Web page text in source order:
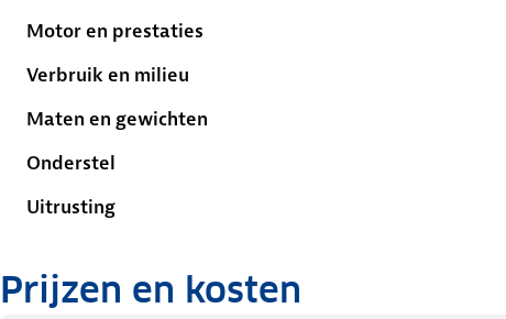
Motor en prestaties
Verbruik en milieu
Maten en gewichten
Onderstel
Uitrusting
Prijzen en kosten